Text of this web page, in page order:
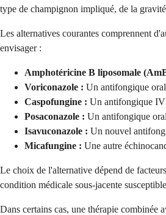
type de champignon impliqué, de la
Les alternatives courantes comprennent
envisager :
Amphotéricine B liposomale
Voriconazole : Un antifongique
Caspofungine : Un antifongique IV
Posaconazole : Un antifongique
Isavuconazole : Un nouvel
Micafungine : Une autre
Le choix de l'alternative dépend de
condition médicale sous-jacente
Dans certains cas, une thérapie combinée